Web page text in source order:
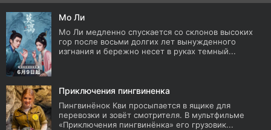
Мо Ли
Мо Ли медленно спускается со склонов высоких
гор после восьми долгих лет вынужденного
изгнания и бережно несет в руках темный...
Приключения пингвиненка
Пингвинёнок Кви просыпается в ящике для
перевозки и зовёт смотрителя. В мультфильме
«Приключения пингвинёнка» его грузовик...